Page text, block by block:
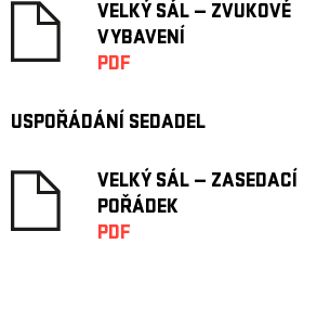
VELKÝ SÁL — ZVUKOVÉ
VYBAVENÍ
PDF
USPOŘÁDÁNÍ SEDADEL
VELKÝ SÁL — ZASEDACÍ
POŘÁDEK
PDF